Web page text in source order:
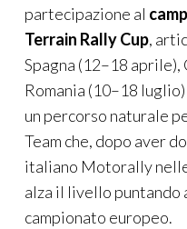
partecipazione al
Terrain Rally Cup,
Spagna (12–18
Romania (10–18
un percorso naturale
Team che, dopo aver
italiano Motorally
alza il livello puntando
campionato europeo.